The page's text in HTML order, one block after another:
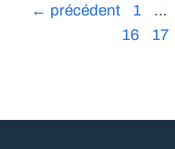
← précédent Page
1 …
16
17